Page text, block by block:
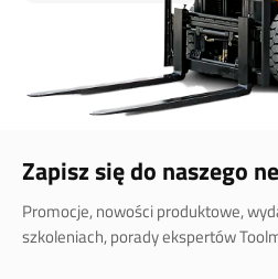
Zapisz się do naszego
Promocje, nowości produktowe,
szkoleniach, porady ekspertów